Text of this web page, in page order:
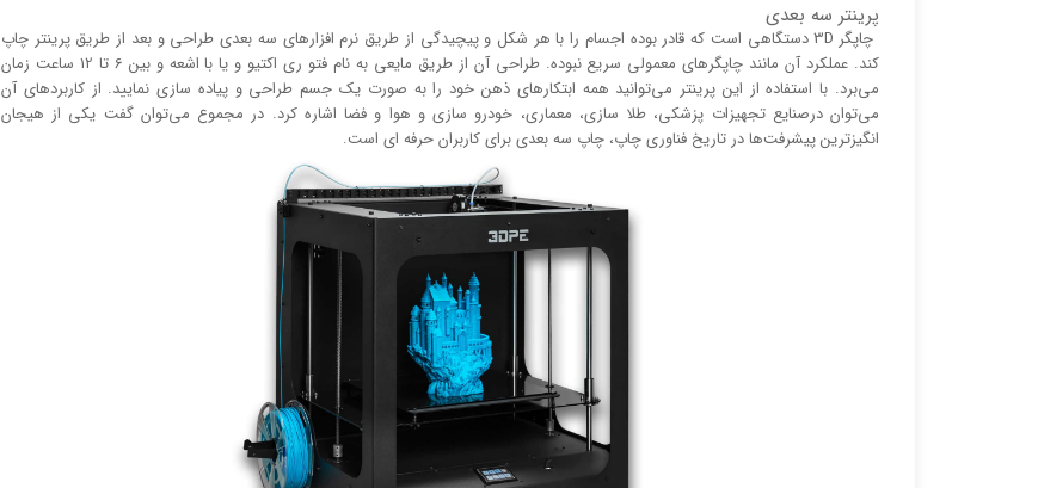
پرینتر سه بعدی
چاپگر 3D دستگاهی است که قادر بوده اجسام را با هر شکل و پیچیدگی از طریق نرم افزار‌های سه بعدی طراحی و بعد از طریق پرینتر چاپ
کند. عملکرد آن مانند چاپگر‌های معمولی سریع نبوده. طراحی آن از طریق مایعی به نام فتو ری اکتیو و یا با اشعه و بین 6 تا 12 ساعت زمان
می‌برد. با استفاده از این پرینتر می‌توانید همه ابتکار‌های ذهن خود را به صورت یک جسم طراحی و پیاده سازی نمایید. از کاربرد‌های آن
می‌توان درصنایع تجهیزات پزشکی، طلا سازی، معماری، خودرو سازی و هوا و فضا اشاره کرد. در مجموع می‌توان گفت یکی از هیجان
انگیز‌‌ترین پیشرفت‌ها در تاریخ فناوری چاپ، چاپ سه بعدی برای کاربران حرفه ای است.